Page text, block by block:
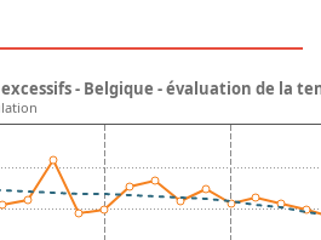
- Belgique - évaluation de la